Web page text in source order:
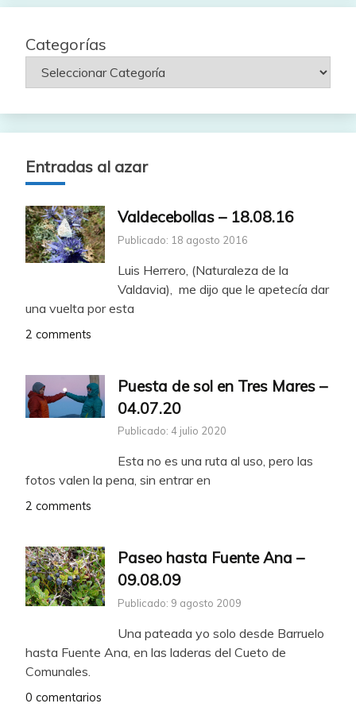
Categorías
Entradas al azar
Valdecebollas – 18.08.16
Publicado: 18 agosto 2016
Luis Herrero, (Naturaleza de la
Valdavia), me dijo que le apetecía dar
una vuelta por esta
2 comments
Puesta de sol en Tres Mares –
04.07.20
Publicado: 4 julio 2020
Esta no es una ruta al uso, pero las
fotos valen la pena, sin entrar en
2 comments
Paseo hasta Fuente Ana –
09.08.09
Publicado: 9 agosto 2009
Una pateada yo solo desde Barruelo
hasta Fuente Ana, en las laderas del Cueto de
Comunales.
0 comentarios